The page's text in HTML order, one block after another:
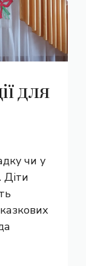
для
чи у
Діти